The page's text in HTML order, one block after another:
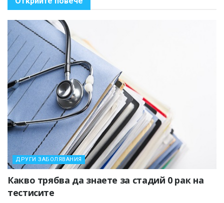
ДРУГИ ЗАБОЛЯВАНИЯ
Какво трябва да знаете за стадий 0 рак на
тестисите